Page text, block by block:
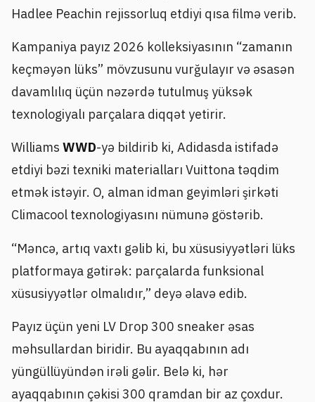
Hadlee Peachin rejissorluq etdiyi qısa filmə verib.
Kampaniya payız 2026 kolleksiyasının “zamanın
keçməyən lüks” mövzusunu vurğulayır və əsasən
davamlılıq üçün nəzərdə tutulmuş yüksək
texnologiyalı parçalara diqqət yetirir.
Williams WWD-yə bildirib ki, Adidasda istifadə
etdiyi bəzi texniki materialları Vuittona təqdim
etmək istəyir. O, alman idman geyimləri şirkəti
Climacool texnologiyasını nümunə göstərib.
“Məncə, artıq vaxtı gəlib ki, bu xüsusiyyətləri lüks
platformaya gətirək: parçalarda funksional
xüsusiyyətlər olmalıdır,” deyə əlavə edib.
Payız üçün yeni LV Drop 300 sneaker əsas
məhsullardan biridir. Bu ayaqqabının adı
yüngüllüyündən irəli gəlir. Belə ki, hər
ayaqqabının çəkisi 300 qramdan bir az çoxdur.